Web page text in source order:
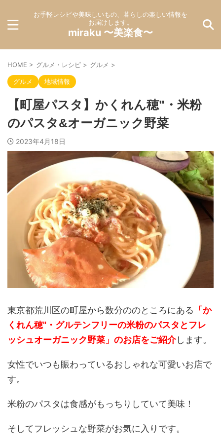
お手軽レシピや美味しいもの、暮らしの楽しい情報を
お届けします。
miraku 〜美楽食〜
HOME > グルメ・レシピ > グルメ >
グルメ 地域情報
【町屋パスタ】かくれん穂"・米粉
のパスタ&オーガニック野菜
2023年4月18日
東京都荒川区の町屋から数分ののところにある 「か
くれん穂"・グルテンフリーの米粉のパスタとフレ
ッシュオーガニック野菜」のお店をご紹介します。
女性でいつも賑わっているおしゃれな可愛いお店で
す。
米粉のパスタは食感がもっちりしていて美味！
そしてフレッシュな野菜がお気に入りです。